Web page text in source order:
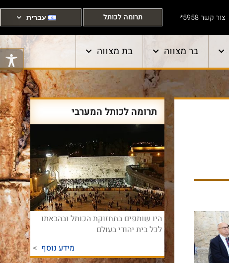
צור קשר 5958* תרומה לכותל עברית
בר מצווה בת מצווה
תרומה לכותל המערבי
היו שותפים בתחזוקת הכותל ובהבאתו
לכל בית יהודי בעולם
מידע נוסף >